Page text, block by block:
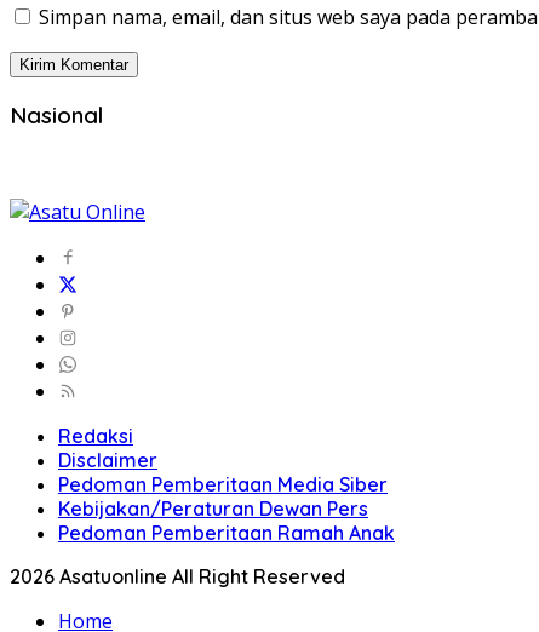
Simpan nama, email, dan situs web saya pada
Nasional
Redaksi
Disclaimer
Pedoman Pemberitaan Media Siber
Kebijakan/Peraturan Dewan Pers
Pedoman Pemberitaan Ramah Anak
2026 Asatuonline All Right Reserved
Home